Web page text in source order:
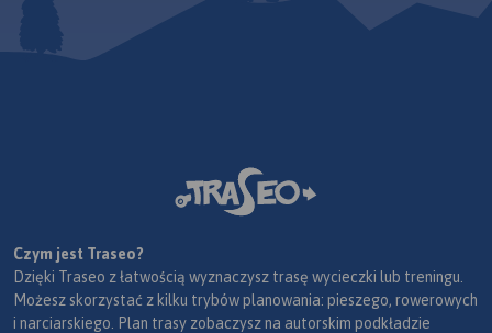
Czym jest Traseo?
Dzięki Traseo z łatwością wyznaczysz trasę wycieczki lub treningu.
Możesz skorzystać z kilku trybów planowania: pieszego, rowerowych
i narciarskiego. Plan trasy zobaczysz na autorskim podkładzie